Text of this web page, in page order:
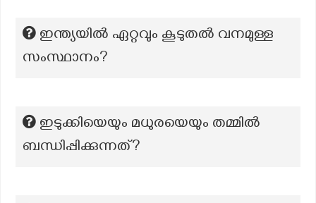
ഇന്ത്യയിൽ ഏറ്റവും കൂടുതൽ വനമുള്ള
സംസ്ഥാനം?
ഇടുക്കിയെയും മധുരയെയും തമ്മില്‍
ബന്ധിപ്പിക്കുന്നത്?